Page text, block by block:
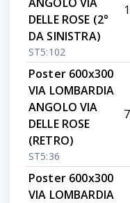
DELLE ROSE (2°
DA SINISTRA)
ST5:102
Poster 600x300
VIA LOMBARDIA
ANGOLO VIA
DELLE ROSE
(RETRO)
ST5:36
Poster 600x300
VIA LOMBARDIA